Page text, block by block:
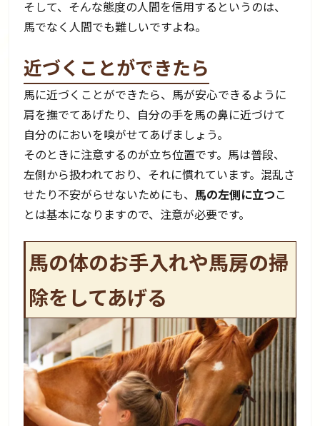
そして、そんな態度の人間を信用するというのは、
馬でなく人間でも難しいですよね。
近づくことができたら
馬に近づくことができたら、馬が安心できるように
肩を撫でてあげたり、自分の手を馬の鼻に近づけて
自分のにおいを嗅がせてあげましょう。
そのときに注意するのが立ち位置です。馬は普段、
左側から扱われており、それに慣れています。混乱さ
せたり不安がらせないためにも、馬の左側に立つこ
とは基本になりますので、注意が必要です。
馬の体のお手入れや馬房の掃
除をしてあげる